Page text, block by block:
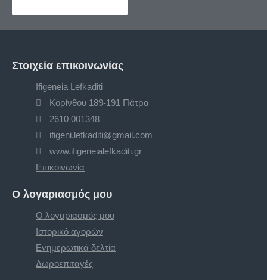
Στοιχεία επικοινωνίας
Ifigeneia Lefkaditi
Κορίνθου 189-191 Πάτρα
2610 001348
ifigeni.lefkaditi@gmail.com
www.ifigeneialefkaditi.gr
Επικοινωνία
Ο λογαριασμός μου
Ο λογαριασμός μου
Ιστορικό αγορών
Ενημερωτικά δελτία
Δωροεπιταγές